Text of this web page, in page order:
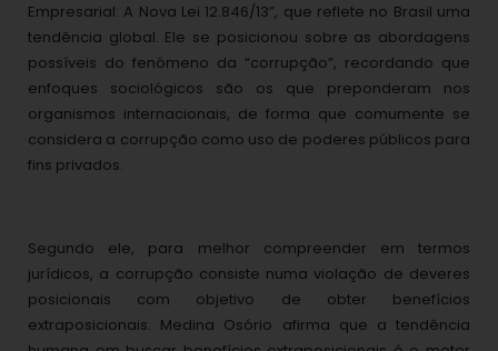
Empresarial: A Nova Lei 12.846/13”, que reflete no Brasil uma
tendência global. Ele se posicionou sobre as abordagens
possíveis do fenômeno da “corrupção”, recordando que
enfoques sociológicos são os que preponderam nos
organismos internacionais, de forma que comumente se
considera a corrupção como uso de poderes públicos para
fins privados.
Segundo ele, para melhor compreender em termos
jurídicos, a corrupção consiste numa violação de deveres
posicionais com objetivo de obter benefícios
extraposicionais. Medina Osório afirma que a tendência